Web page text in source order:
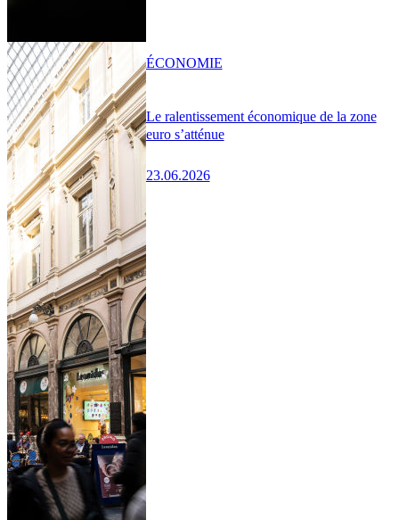
Le ralentissement économique de la zone
euro s’atténue
23.06.2026
ÉCONOMIE